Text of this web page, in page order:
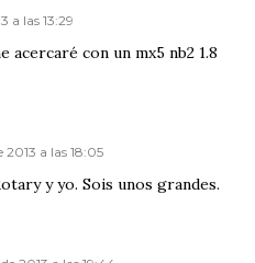
a las 13:29
acercaré con un mx5 nb2 1.8
2013 a las 18:05
y yo. Sois unos grandes.